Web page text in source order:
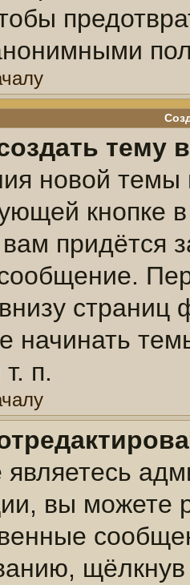
тему
новой
кнопке
придётся
начинать
п.
вы можете